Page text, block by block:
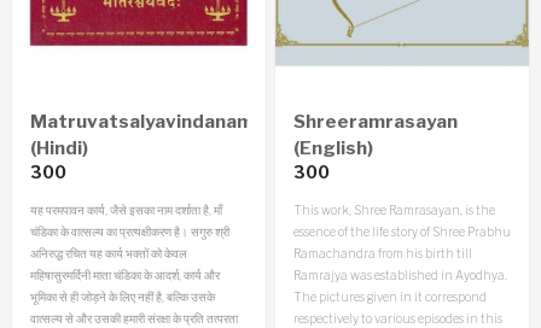
Matruvatsalyavindanam
(Hindi)
300
यह परमपावन कार्य, जैसे इसका नाम दर्शाता है, माँ
चंडिका के वात्सल्य का प्रत्यक्षीकरण है। सगुरु श्री
अनिरुद्ध रचित यह कार्य भक्तों को केवल
महिषासुरमर्दिनी माता चंडिका के आदर्श, कार्य और
भूमिका से ही जोड़ने के लिए नहीं है, बल्कि उसके
वात्सल्य से और उसकी हमारी संरक्षा के प्रति तत्परता
Shreeramrasayan
(English)
300
This work, Shree Ramrasayan, is the
essence of the life story of Shree Prabhu
Ramachandra from his birth till
Ramrajya was established in Ayodhya.
The pictures given in it correspond
respectively to various episodes in this